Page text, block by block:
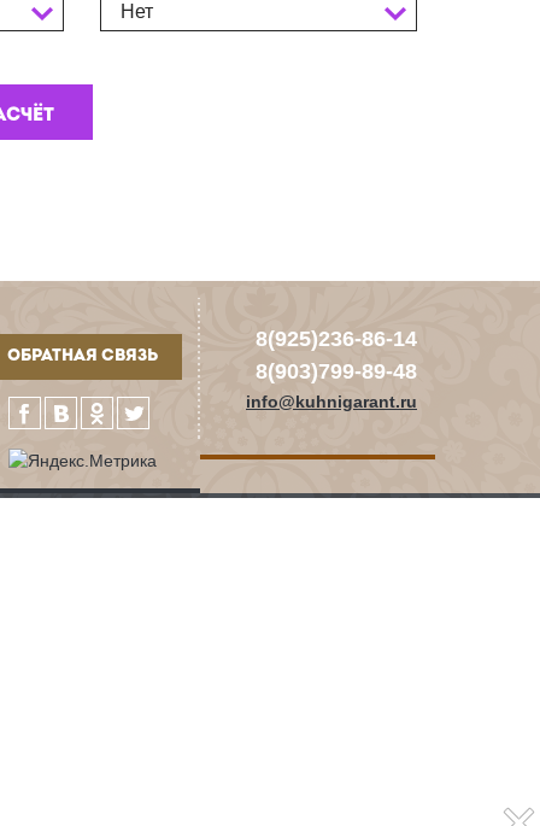
Нет
ОБРАТНАЯ СВЯЗЬ
8(925)236-86-14
8(903)799-89-48
info@kuhnigarant.ru